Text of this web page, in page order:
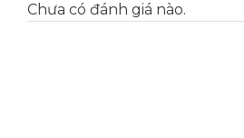
Chưa có đánh giá nào.